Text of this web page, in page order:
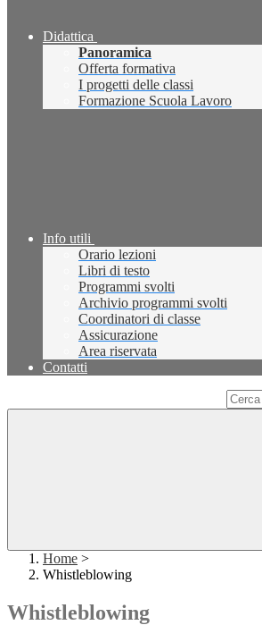
Didattica
Panoramica
Offerta formativa
I progetti delle classi
Formazione Scuola Lavoro
Info utili
Orario lezioni
Libri di testo
Programmi svolti
Archivio programmi svolti
Coordinatori di classe
Assicurazione
Area riservata
Contatti
Home >
Whistleblowing
Whistleblowing